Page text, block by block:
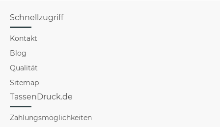
Schnellzugriff
Kontakt
Blog
Qualität
Sitemap
TassenDruck.de
Zahlungsmöglichkeiten